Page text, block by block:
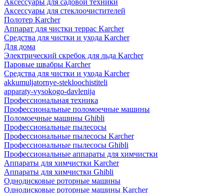
Аксессуары для садовой техники
Аксессуары для стеклоочистителей
Полотер Karcher
Аппарат для чистки террас Karcher
Средства для чистки и ухода Karcher
Для дома
Электрический скребок для льда Karcher
Паровые швабры Karcher
Средства для чистки и ухода Karcher
akkumuljatornye-stekloochistiteli
apparaty-vysokogo-davlenija
Профессиональная техника
Профессиональные поломоечные машины
Поломоечные машины Ghibli
Профессиональные пылесосы
Профессиональные пылесосы Karcher
Профессиональные пылесосы Ghibli
Профессиональные аппараты для химчистки
Аппараты для химчистки Karcher
Аппараты для химчистки Ghibli
Однодисковые роторные машины
Однодисковые роторные машины Karcher